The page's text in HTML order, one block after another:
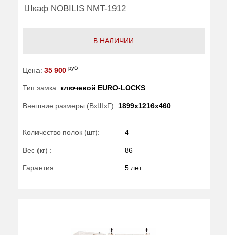
Шкаф NOBILIS NMT-1912
В НАЛИЧИИ
Цена: 35 900 руб
Тип замка: ключевой EURO-LOCKS
Внешние размеры (ВхШхГ): 1899x1216x460
Количество полок (шт): 4
Вес (кг) : 86
Гарантия: 5 лет